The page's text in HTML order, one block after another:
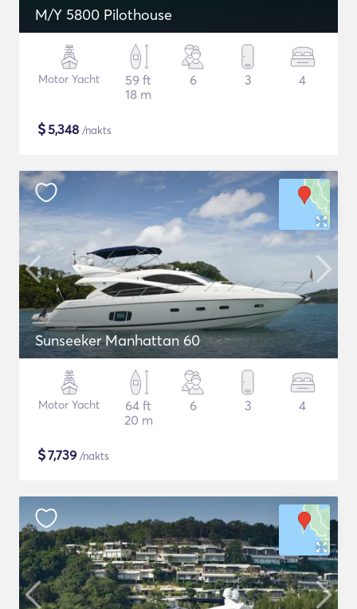
M/Y 5800 Pilothouse
Motor Yacht
59 ft
18 m
6 3 4
$5,348 /nakts
Sunseeker Manhattan 60
Motor Yacht
64 ft
20 m
6 3 4
$7,739 /nakts